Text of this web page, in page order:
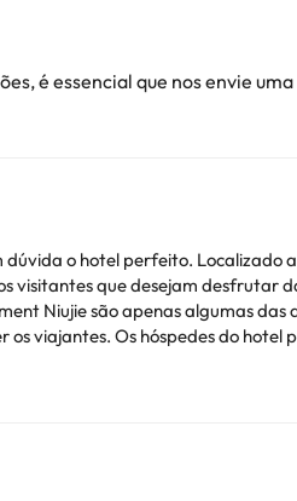
é essencial que nos envie
o hotel perfeito. Localizado
que desejam desfrutar
Niujie são apenas algumas
viajantes. Os hóspedes do
serviço de quartos.
são apenas algumas